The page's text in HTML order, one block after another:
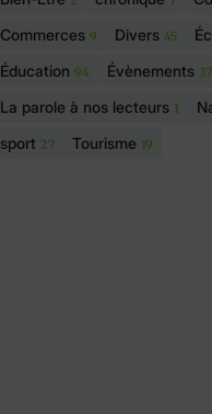
Commerces 9 Divers 45
Éducation 94 Évènements
La parole à nos lecteurs 1
sport 27 Tourisme 19